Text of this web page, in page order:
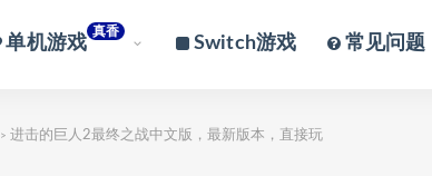
单机游戏
真香
Switch游戏 常见问题
> 进击的巨人2最终之战中文版，最新版本，直接玩